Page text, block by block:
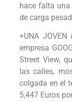
hace falta una
de carga
+UNA
empresa
Street View,
las calles,
colgada en el
5,447 Euros